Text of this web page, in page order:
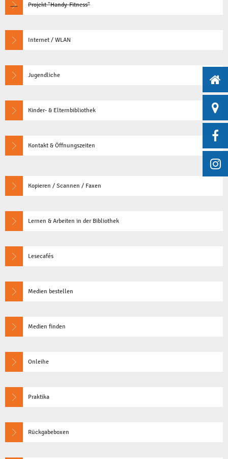
Projekt "Handy-Fitness"
Internet / WLAN
Jugendliche
Kinder- & Elternbibliothek
Kontakt & Öffnungszeiten
Kopieren / Scannen / Faxen
Lernen & Arbeiten in der Bibliothek
Lesecafés
Medien bestellen
Medien finden
Onleihe
Praktika
Rückgabeboxen